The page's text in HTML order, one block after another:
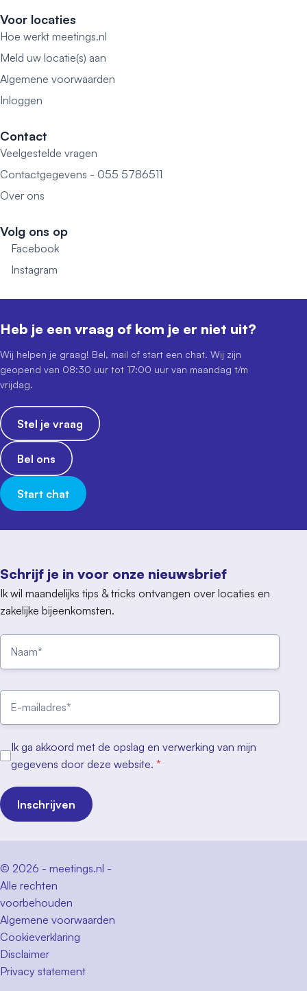
Voor locaties
Hoe werkt meetings.nl
Meld uw locatie(s) aan
Algemene voorwaarden
Inloggen
Contact
Veelgestelde vragen
Contactgegevens - 055 5786511
Over ons
Volg ons op
Facebook
Instagram
Schrijf je in voor onze nieuwsbrief
Ik wil maandelijks tips & tricks ontvangen over locaties en
zakelijke bijeenkomsten.
Ik ga akkoord met de opslag en verwerking van mijn
gegevens door deze website. *
Inschrijven
Heb je een vraag of kom je er niet uit?
Wij helpen je graag! Bel, mail of start een chat. Wij zijn
geopend van 08:30 uur tot 17:00 uur van maandag t/m
vrijdag.
Stel je vraag
Bel ons
Start chat
© 2026 - meetings.nl -
Alle rechten
voorbehouden
Algemene voorwaarden
Cookieverklaring
Disclaimer
Privacy statement